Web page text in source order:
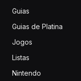
Guias
Guias de Platina
Jogos
Listas
Nintendo